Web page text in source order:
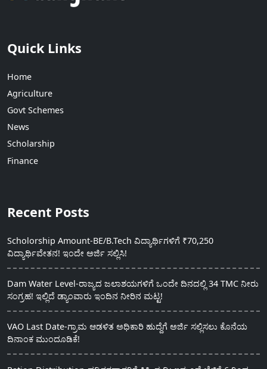
Quick Links
Home
Agriculture
Govt Schemes
News
Scholarship
Finance
Recent Posts
Scholorship Amount-BE/B.Tech ವಿದ್ಯಾರ್ಥಿಗಳಿಗೆ ₹70,250
ವಿದ್ಯಾರ್ಥಿವೇತನ! ಇಂದೇ ಅರ್ಜಿ ಸಲ್ಲಿಸಿ!
Dam Water Level-ರಾಜ್ಯದ ಜಲಾಶಯಗಳಿಗೆ ಒಂದೇ ದಿನದಲ್ಲಿ 34 TMC ನೀರು
ಸಂಗ್ರಹ! ಇಲ್ಲಿದೆ ಡ್ಯಾಂವಾರು ಇಂದಿನ ನೀರಿನ ಮಟ್ಟ!
VAO Last Date-ಗ್ರಾಮ ಆಡಳಿತ ಅಧಿಕಾರಿ ಹುದ್ದೆಗೆ ಅರ್ಜಿ ಸಲ್ಲಿಸಲು ಕೊನೆಯ
ದಿನಾಂಕ ಮುಂದೂಡಿಕೆ!